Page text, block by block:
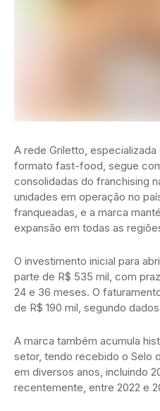
A rede Griletto, especializada
formato fast-food, segue
consolidadas do franchising
unidades em operação no
franqueadas, e a marca
expansão em todas as
O investimento inicial para
parte de R$ 535 mil, com
24 e 36 meses. O
de R$ 190 mil, segundo
A marca também acumula
setor, tendo recebido o Selo
em diversos anos, incluindo
recentemente, entre 2022 e